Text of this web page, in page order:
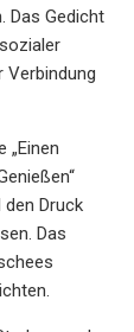
Das Gedicht
Verbindung
„Einen
Druck
Das